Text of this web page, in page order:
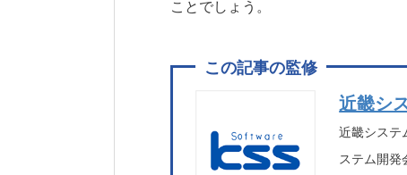
ことでしょう。
近畿シ
近畿システ
ステム開発